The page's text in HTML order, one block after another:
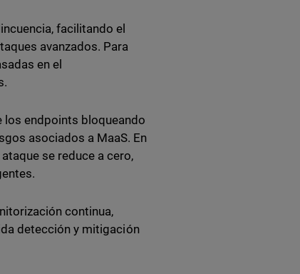
facilitando el
avanzados. Para
en el
los endpoints bloqueando
asociados a MaaS. En
se reduce a cero,
continua,
detección y mitigación